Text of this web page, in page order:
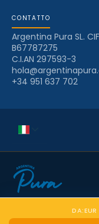
DA:
CONTATTO
Argentina Pura SL. CIF
B67787275
C.I.AN 297593-3
+34 951 637 702
Impresa di viaggi -
Informativa sulla
Informativa sui cookie